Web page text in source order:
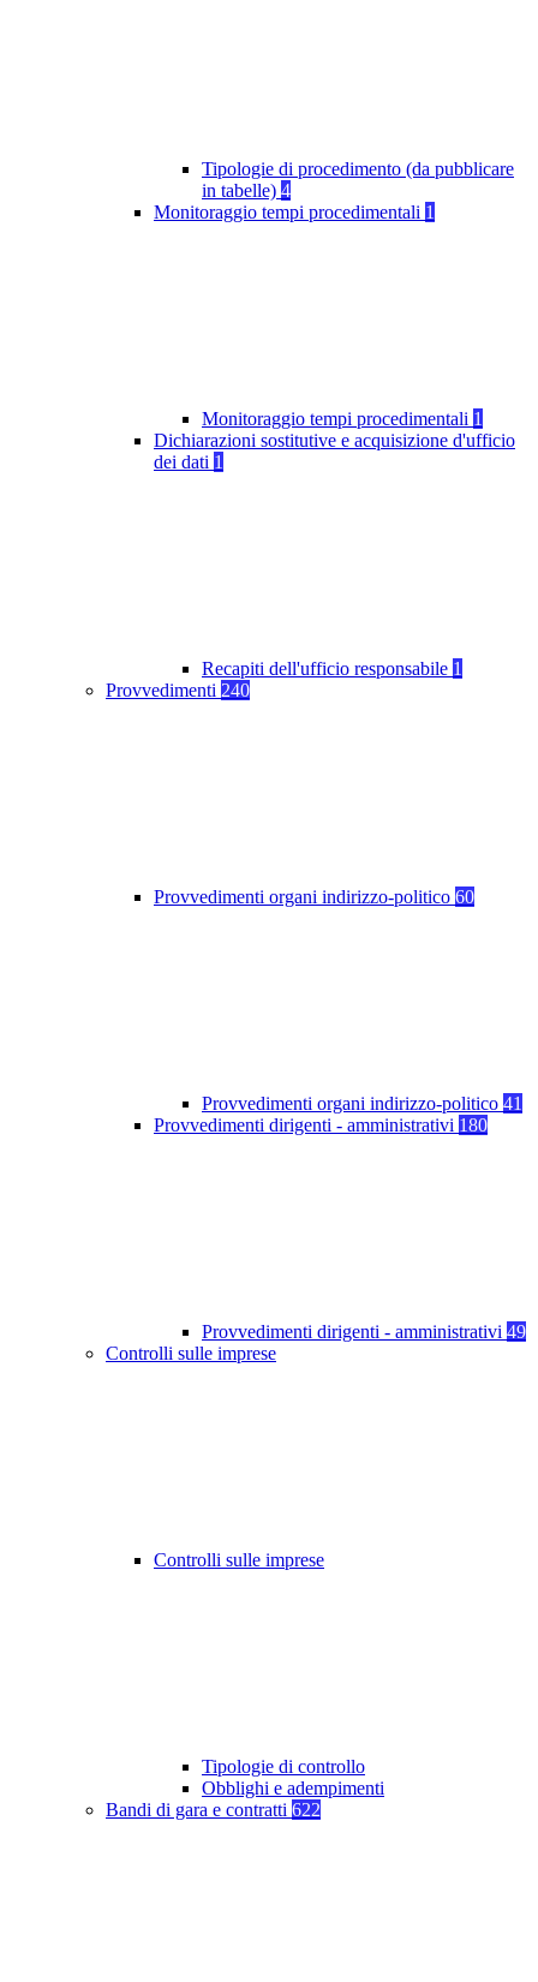
Tipologie di procedimento (da pubblicare
in tabelle) 4
Monitoraggio tempi procedimentali 1
Monitoraggio tempi procedimentali 1
Dichiarazioni sostitutive e acquisizione d'ufficio
dei dati 1
Recapiti dell'ufficio responsabile 1
Provvedimenti 240
Provvedimenti organi indirizzo-politico 60
Provvedimenti organi indirizzo-politico 41
Provvedimenti dirigenti - amministrativi 180
Provvedimenti dirigenti - amministrativi 49
Controlli sulle imprese
Controlli sulle imprese
Tipologie di controllo
Obblighi e adempimenti
Bandi di gara e contratti 622